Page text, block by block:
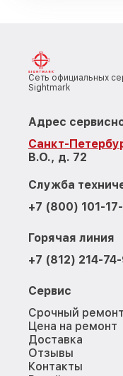
Сеть официальных
Sightmark
Адрес
Санкт-
В.О., д. 72
Служба
+7 (800) 101-
Горячая линия
+7 (812) 214-
Сервис
Срочный ремонт
Цена на ремонт
Доставка
Отзывы
Контакты